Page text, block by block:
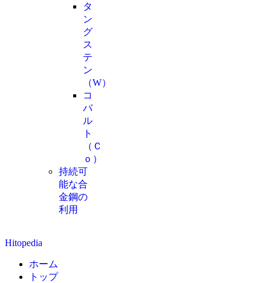
タ
ン
グ
ス
テ
ン
（W）
コ
バ
ル
ト
（Ｃ
ｏ）
持続可
能な合
金鋼の
利用
Hitopedia
ホーム
トップ